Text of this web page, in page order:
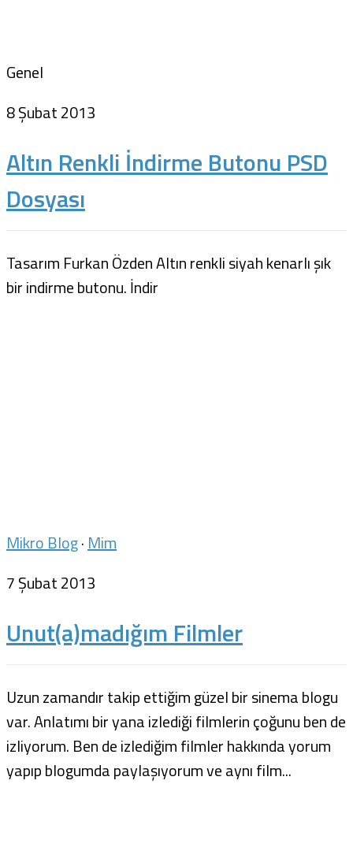
Genel
8 Şubat 2013
Altın Renkli İndirme Butonu PSD
Dosyası
Tasarım Furkan Özden Altın renkli siyah kenarlı şık
bir indirme butonu. İndir
Mikro Blog· Mim
7 Şubat 2013
Unut(a)madığım Filmler
Uzun zamandır takip ettiğim güzel bir sinema blogu
var. Anlatımı bir yana izlediği filmlerin çoğunu ben de
izliyorum. Ben de izlediğim filmler hakkında yorum
yapıp blogumda paylaşıyorum ve aynı film...